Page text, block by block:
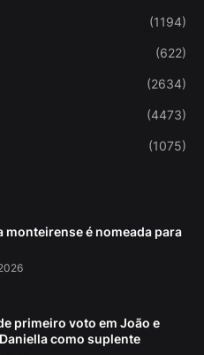
(1194)
(622)
(2634)
(4473)
(1075)
monteirense é nomeada para
primeiro voto em João e
como suplente